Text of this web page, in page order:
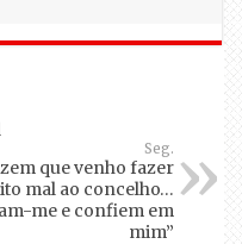
Seg.
que venho fazer
mal ao concelho…
me e confiem em
mim”